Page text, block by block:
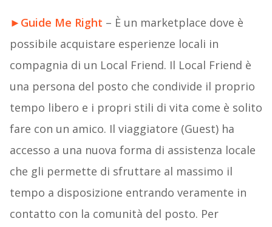
► Guide Me Right – È un marketplace dove è
possibile acquistare esperienze locali in
compagnia di un Local Friend. Il Local Friend è
una persona del posto che condivide il proprio
tempo libero e i propri stili di vita come è solito
fare con un amico. Il viaggiatore (Guest) ha
accesso a una nuova forma di assistenza locale
che gli permette di sfruttare al massimo il
tempo a disposizione entrando veramente in
contatto con la comunità del posto. Per